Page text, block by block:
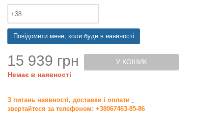
Повідомити мене, коли буде в наявності
15 939 грн
Немає в наявності
У КОШИК
З питань наявності, доставки і оплати
звертайтеся за телефоном: +38067463-85-86